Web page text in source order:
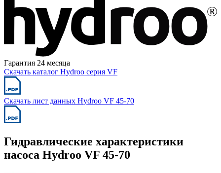
Гарантия 24 месяца
Скачать каталог Hydroo серия VF
Скачать лист данных Hydroo VF 45-70
Гидравлические характеристики
насоса Hydroo VF 45-70